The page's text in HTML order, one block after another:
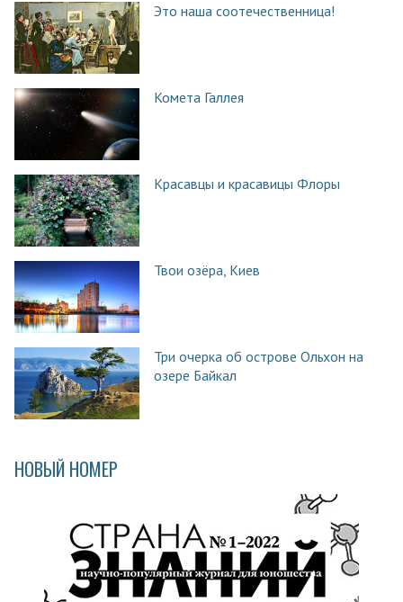
Это наша соотечественница!
Комета Галлея
Красавцы и красавицы Флоры
Твои озёра, Киев
Три очерка об острове Ольхон на
озере Байкал
НОВЫЙ НОМЕР